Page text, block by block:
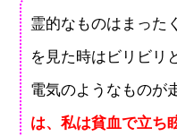
霊的なものはまった
を見た時はビリビリ
電気のようなものが
は、私は貧血で立ち